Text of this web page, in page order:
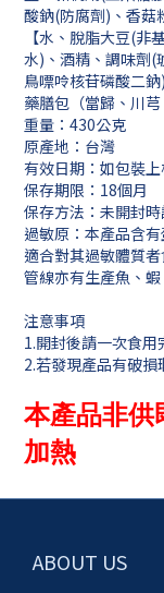
酸鈉(防腐劑)、香菇
【水、脫脂大豆(非
水)、酒精、調味劑
鳥嘌呤核苷磷酸二
藥膳包（當歸、川
重量：430公克
原產地：台灣
有效日期：如包裝上
保存期限：18個月
保存方法：未開封
過敏原：本產品含
適合對其過敏體質
管線亦有生產魚、
注意事項
1.開封後請一次食用
2.若發現產品有破損
本產品非供
加熱
ABOUT US